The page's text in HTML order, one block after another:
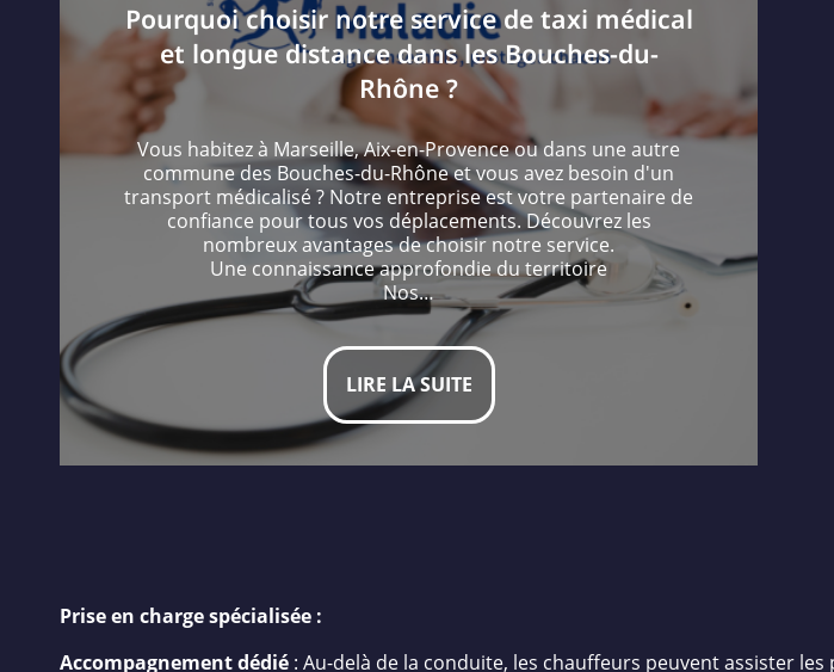
Pourquoi choisir notre service de taxi médical
et longue distance dans les Bouches-du-
Rhône ?
Vous habitez à Marseille, Aix-en-Provence ou dans une autre
commune des Bouches-du-Rhône et vous avez besoin d'un
transport médicalisé ? Notre entreprise est votre partenaire de
confiance pour tous vos déplacements. Découvrez les
nombreux avantages de choisir notre service.
Une connaissance approfondie du territoire
Nos…
LIRE LA SUITE
Prise en charge spécialisée :
Accompagnement dédié : Au-delà de la conduite, les chauffeurs peuvent assister